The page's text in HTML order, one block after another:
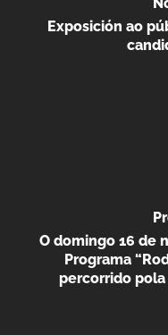
Exposición ao
O domingo 16 de
Programa
percorrido pola